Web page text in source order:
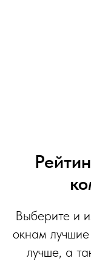
Выберите и
окнам
лучше, а